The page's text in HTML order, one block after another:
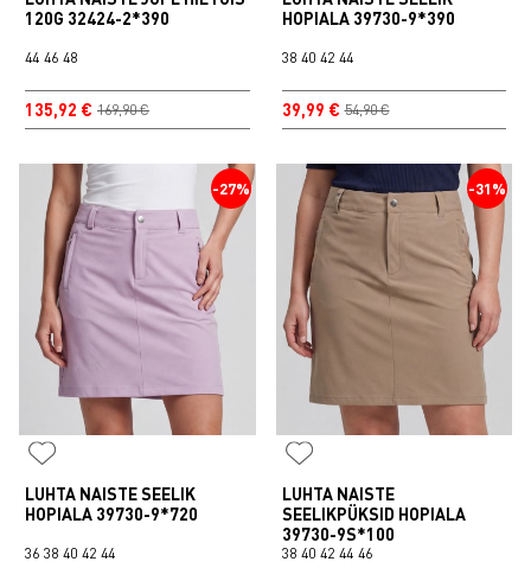
120G 32424-2*390
135,92 € 169,90 €
44 46 48
HOPIALA 39730-9*390
39,99 € 54,90 €
38 40 42 44
-27%
LUHTA NAISTE SEELIK
HOPIALA 39730-9*720
36 38 40 42 44
-31%
LUHTA NAISTE
SEELIKPÜKSID HOPIALA
39730-9S*100
38 40 42 44 46